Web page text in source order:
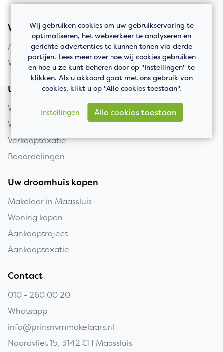
Woningaanbod
Appartement kopen
Woning kopen
Uw huis verkopen
Woning verkopen
Wat is mijn huis waard?
Verkooptaxatie
Beoordelingen
Uw droomhuis kopen
Makelaar in Maassluis
Woning kopen
Aankooptraject
Aankooptaxatie
Contact
010 - 260 00 20
Whatsapp
info@prinsnvmmakelaars.nl
Noordvliet 15, 3142 CH Maassluis
Wij gebruiken cookies om uw gebruikservaring te
optimaliseren, het webverkeer te analyseren en
gerichte advertenties te kunnen tonen via derde
partijen. Lees meer over hoe wij cookies gebruiken
en hoe u ze kunt beheren door op "Instellingen" te
klikken. Als u akkoord gaat met ons gebruik van
cookies, klikt u op "Alle cookies toestaan".
Instellingen Alle cookies toestaan